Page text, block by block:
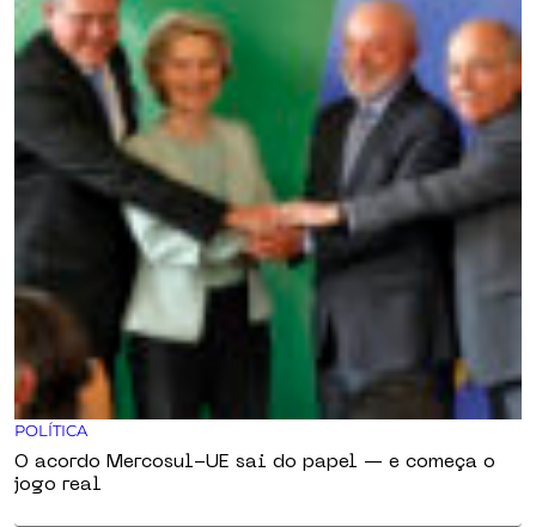
POLÍTICA
O acordo Mercosul-UE sai do papel — e começa o
jogo real